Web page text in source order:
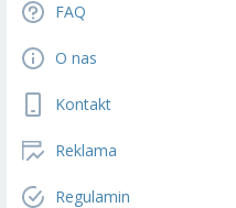
FAQ
O nas
Kontakt
Reklama
Regulamin